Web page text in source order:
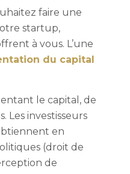
faire une
startup,
à vous. L’une
du capital
le capital, de
Les investisseurs
en
(droit de
de